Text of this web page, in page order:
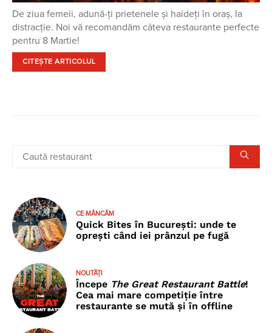
De ziua femeii, adună-ți prietenele și haideți în oraș, la
distracție. Noi vă recomandăm câteva restaurante perfecte
pentru 8 Martie!
CITEȘTE ARTICOLUL
CE MÂNCĂM
Quick Bites în București: unde te
oprești când iei prânzul pe fugă
NOUTĂȚI
Începe The Great Restaurant Battle!
Cea mai mare competiție între
restaurante se mută și în offline